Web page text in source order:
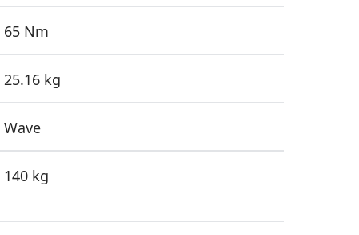
65 Nm
25.16 kg
Wave
140 kg